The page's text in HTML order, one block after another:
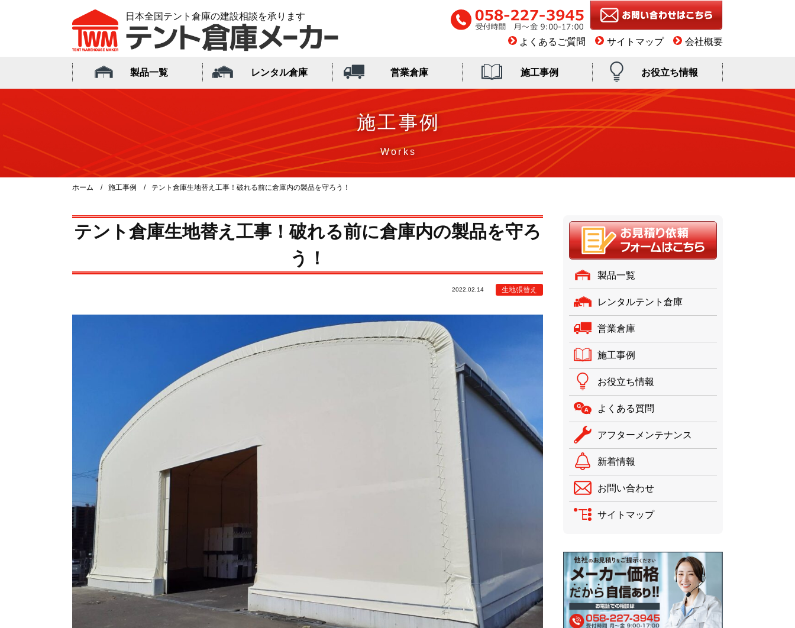
日本全国テント倉庫の建設相談を承ります
よくあるご質問 サイトマップ 会社概要
製品一覧 レンタル倉庫 営業倉庫 施工事例 お役立ち情報
施工事例
ホーム 施工事例 テント倉庫生地替え工事！破れる前に倉庫内の製品を守ろう！
テント倉庫生地替え工事！破れる前に倉庫内の製品を守ろ
う！
2022.02.14 生地張替え
製品一覧
レンタルテント倉庫
営業倉庫
施工事例
お役立ち情報
よくある質問
アフターメンテナンス
新着情報
お問い合わせ
サイトマップ